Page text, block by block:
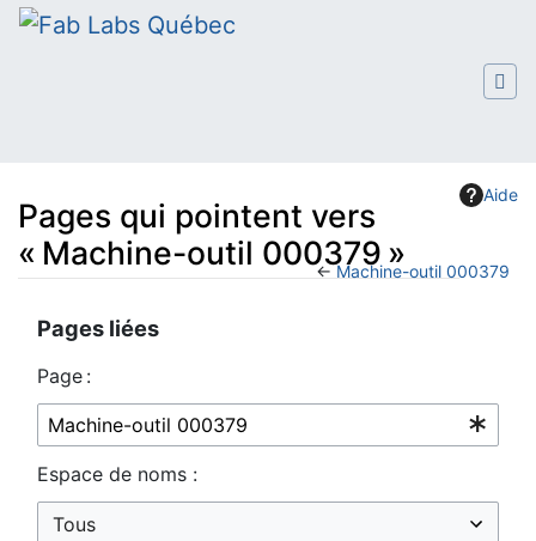
Aide
Pages qui pointent vers
« Machine-outil 000379 »
←Machine-outil 000379
Pages liées
Page :
Espace de noms :